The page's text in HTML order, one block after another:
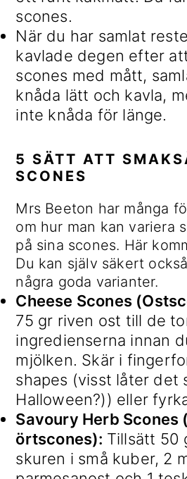
scones.
När du har samlat
kavlade degen efter
scones med mått,
knåda lätt och kavla,
inte knåda för länge.
5 SÄTT ATT
SCONES
Mrs Beeton har många
om hur man kan variera
på sina scones. Här
Du kan själv säkert
några goda varianter.
Cheese Scones
75 gr riven ost till de
ingredienserna innan
mjölken. Skär i
shapes (visst låter det
Halloween?)) eller
Savoury Herb Scones
örtscones): Tillsätt 50
skuren i små kuber, 2